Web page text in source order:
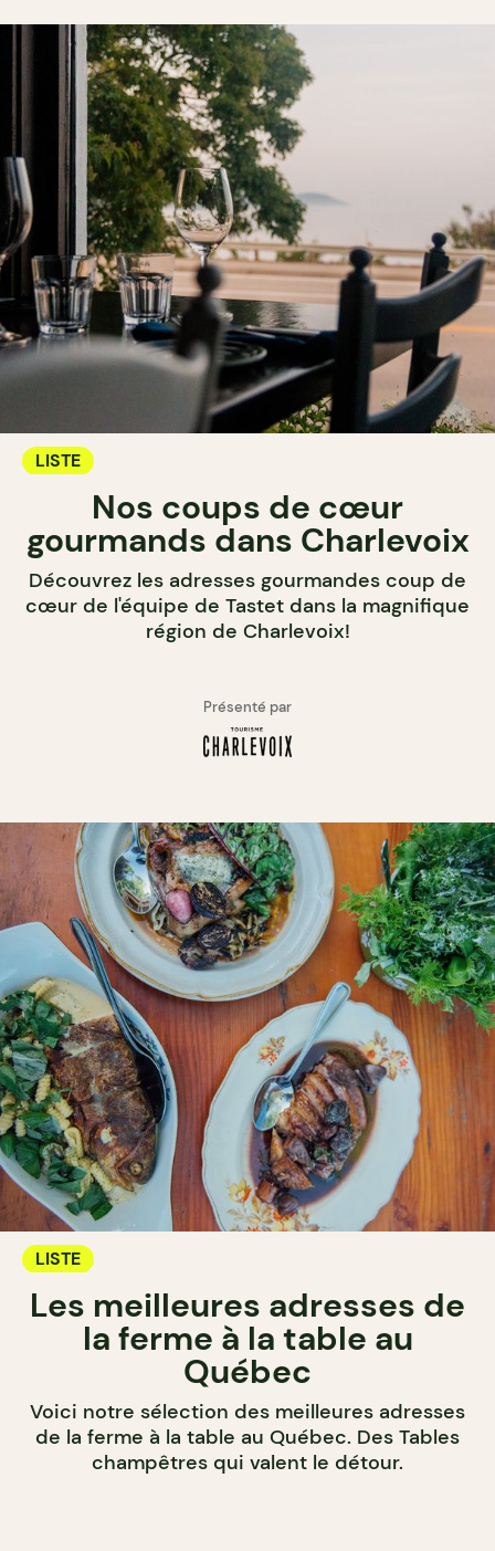
LISTE
Nos coups de cœur
gourmands dans Charlevoix
Découvrez les adresses gourmandes coup de
cœur de l'équipe de Tastet dans la magnifique
région de Charlevoix!
Présenté par
LISTE
Les meilleures adresses de
la ferme à la table au
Québec
Voici notre sélection des meilleures adresses
de la ferme à la table au Québec. Des Tables
champêtres qui valent le détour.